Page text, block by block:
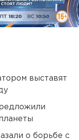
выставят
о борьбе с